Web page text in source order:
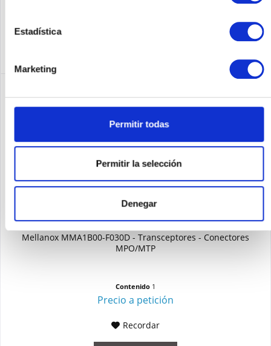
Estadística
Marketing
Permitir todas
Permitir la selección
Denegar
MELLANOX MMA1B00-F030D
Mellanox MMA1B00-F030D - Transceptores - Conectores
MPO/MTP
Contenido 1
Precio a petición
Recordar